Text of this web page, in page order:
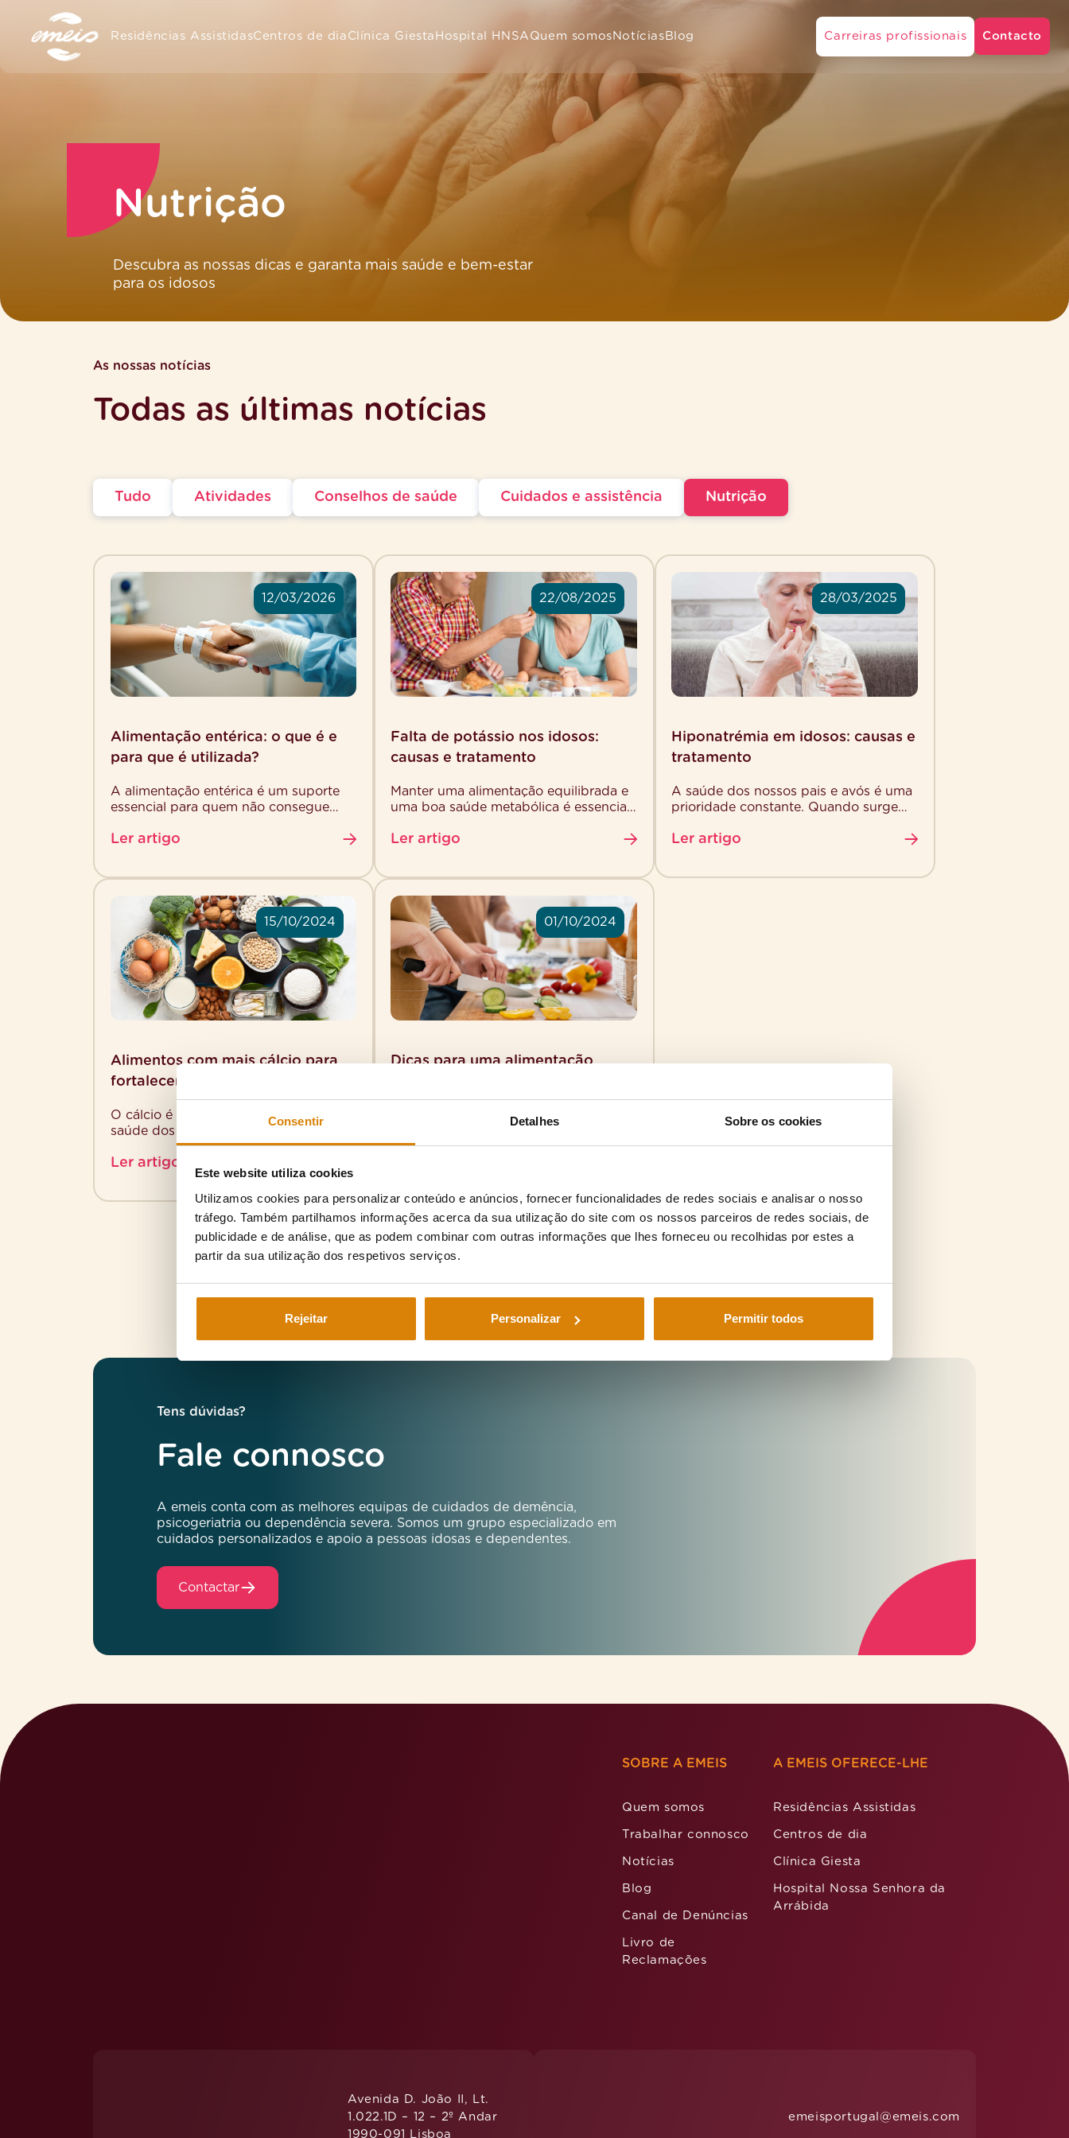
Consentir Detalhes Sobre os cookies
Este website utiliza cookies
Utilizamos cookies para personalizar conteúdo e anúncios, fornecer funcionalidades de redes sociais e analisar o nosso
tráfego. Também partilhamos informações acerca da sua utilização do site com os nossos parceiros de redes sociais, de
publicidade e de análise, que as podem combinar com outras informações que lhes forneceu ou recolhidas por estes a
partir da sua utilização dos respetivos serviços.
Rejeitar Personalizar Permitir todos
Residências AssistidasCentros de dia Clínica Giesta Hospital HNSA Quem somos Notícias Blog Carreiras profissionais Contacto
Nutrição
Descubra as nossas dicas e garanta mais saúde e bem-estar
para os idosos
As nossas notícias
Todas as últimas notícias
Tudo Atividades Conselhos de saúde Cuidados e assistência Nutrição
12/03/2026
Alimentação entérica: o que é e
para que é utilizada?
A alimentação entérica é um suporte
essencial para quem não consegue
segura ou suficiente. Esta forma de
Ler artigo
22/08/2025
Falta de potássio nos idosos:
causas e tratamento
Manter uma alimentação equilibrada e
uma boa saúde metabólica é essencial
especialmente na terceira idade. Um
Ler artigo
28/03/2025
Hiponatrémia em idosos: causas e
tratamento
A saúde dos nossos pais e avós é uma
prioridade constante. Quando surgem
humor ou na vitalidade, é natural […]
Ler artigo
15/10/2024
Alimentos com mais cálcio para
fortalecer os ossos
O cálcio é um mineral essencial para a
saúde dos ossos e desempenha um
papel crucial em várias funções
corporais. Adicionar alimentos com
Ler artigo
01/10/2024
Dicas para uma alimentação
A alimentação saudável para idosos é
uma boa alimentação ao longo de toda
Tens dúvidas?
Fale connosco
A emeis conta com as melhores equipas de cuidados de demência,
psicogeriatria ou dependência severa. Somos um grupo especializado em
cuidados personalizados e apoio a pessoas idosas e dependentes.
Contactar
SOBRE A EMEIS
Quem somos
Trabalhar connosco
Notícias
Blog
Canal de Denúncias
Livro de
Reclamações
A EMEIS OFERECE-LHE
Residências Assistidas
Centros de dia
Clínica Giesta
Hospital Nossa Senhora da
Arrábida